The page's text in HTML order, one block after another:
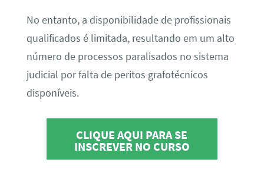
No entanto, a disponibilidade de profissionais
qualificados é limitada, resultando em um alto
número de processos paralisados no sistema
judicial por falta de peritos grafotécnicos
disponíveis.
CLIQUE AQUI PARA SE
INSCREVER NO CURSO